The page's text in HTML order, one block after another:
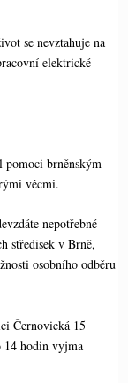
se nevztahuje na
elektrické
pomoci brněnským
věcmi.
nepotřebné
středisek v Brně,
osobního odběru
Černovická 15
hodin vyjma